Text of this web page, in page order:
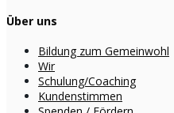
Über uns
Bildung zum Gemeinwohl
Wir
Schulung/Coaching
Kundenstimmen